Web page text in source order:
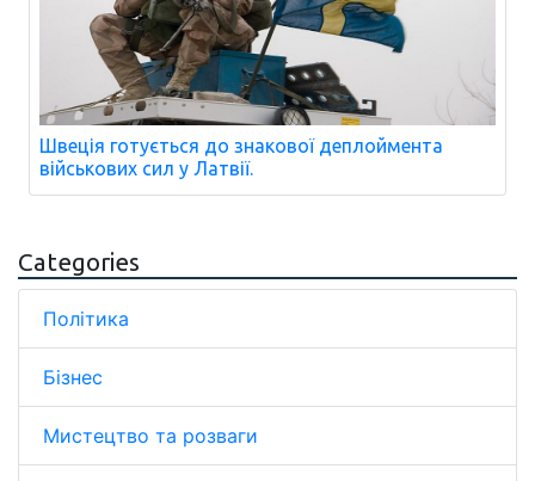
Швеція готується до знакової деплоймента
військових сил у Латвії.
Categories
Політика
Бізнес
Мистецтво та розваги